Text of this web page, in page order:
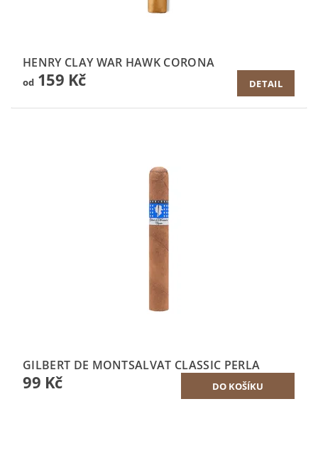
HENRY CLAY WAR HAWK CORONA
od159 Kč DETAIL
GILBERT DE MONTSALVAT CLASSIC PERLA
99 Kč